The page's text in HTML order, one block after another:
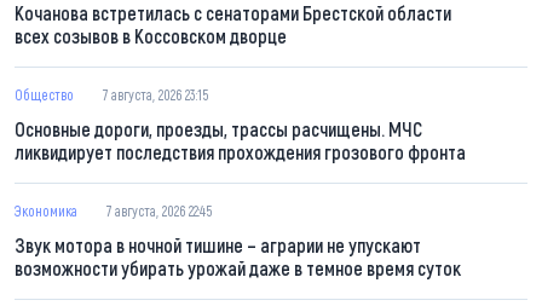
Кочанова встретилась с сенаторами Брестской области
всех созывов в Коссовском дворце
Общество 7 августа, 2026 23:15
Основные дороги, проезды, трассы расчищены. МЧС
ликвидирует последствия прохождения грозового фронта
Экономика 7 августа, 2026 22:45
Звук мотора в ночной тишине – аграрии не упускают
возможности убирать урожай даже в темное время суток